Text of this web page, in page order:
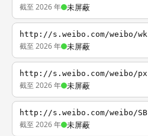
截至 2026 年 未屏蔽
http://s.weibo.com/weibo/wk
截至 2026 年 未屏蔽
http://s.weibo.com/weibo/px
截至 2026 年 未屏蔽
http://s.weibo.com/weibo/SB
截至 2026 年 未屏蔽